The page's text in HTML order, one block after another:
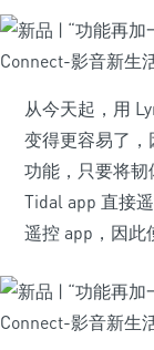
从今天起，用
变得更容易了，
功能，只要将
Tidal app 直接
遥控 app，因此